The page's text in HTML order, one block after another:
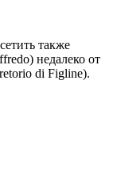
также
недалеко от
di Figline).